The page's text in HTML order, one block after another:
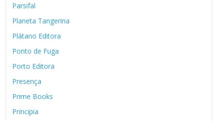
Parsifal
Planeta Tangerina
Plátano Editora
Ponto de Fuga
Porto Editora
Presença
Prime Books
Principia